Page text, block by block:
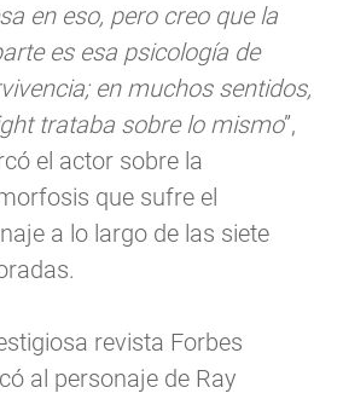
en eso, pero creo que la
es esa psicología de
en muchos sentidos,
trataba sobre lo mismo”,
el actor sobre la
que sufre el
a lo largo de las siete
revista Forbes
al personaje de Ray